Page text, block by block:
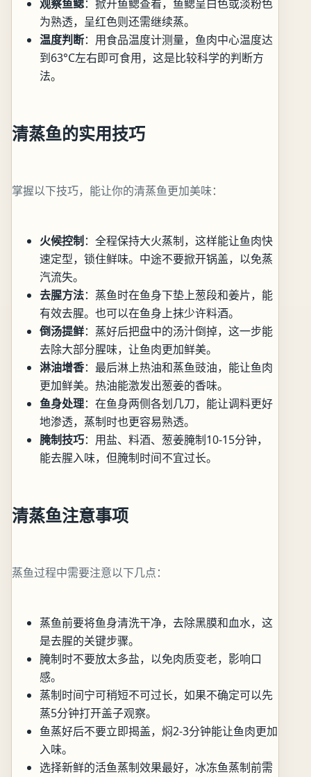
观察鱼鳃：掀开鱼鳃查看，鱼鳃呈白色或淡粉色
为熟透，呈红色则还需继续蒸。
温度判断：用食品温度计测量，鱼肉中心温度达
到63°C左右即可食用，这是比较科学的判断方
法。
清蒸鱼的实用技巧
掌握以下技巧，能让你的清蒸鱼更加美味：
火候控制 ：全程保持大火蒸制，这样能让鱼肉快
速定型，锁住鲜味。中途不要掀开锅盖，以免蒸
汽流失。
去腥方法：蒸鱼时在鱼身下垫上葱段和姜片，能
有效去腥。也可以在鱼身上抹少许料酒。
倒汤提鲜：蒸好后把盘中的汤汁倒掉，这一步能
去除大部分腥味，让鱼肉更加鲜美。
淋油增香：最后淋上热油和蒸鱼豉油，能让鱼肉
更加鲜美。热油能激发出葱姜的香味。
鱼身处理：在鱼身两侧各划几刀，能让调料更好
地渗透，蒸制时也更容易熟透。
腌制技巧：用盐、料酒、葱姜腌制10-15分钟，
能去腥入味，但腌制时间不宜过长。
清蒸鱼注意事项
蒸鱼过程中需要注意以下几点：
蒸鱼前要将鱼身清洗干净，去除黑膜和血水，这
是去腥的关键步骤。
腌制时不要放太多盐，以免肉质变老，影响口
感。
蒸制时间宁可稍短不可过长，如果不确定可以先
蒸5分钟打开盖子观察。
鱼蒸好后不要立即揭盖，焖2-3分钟能让鱼肉更加
入味。
选择新鲜的活鱼蒸制效果最好，冰冻鱼蒸制前需